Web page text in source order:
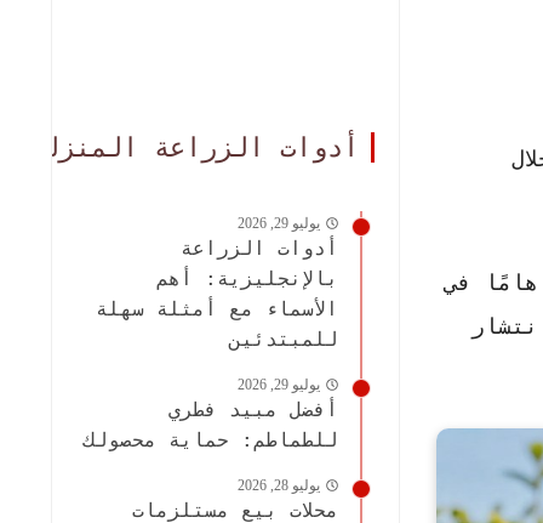
في
أدوات الزراعة المنزلية
يوليو 29, 2026
أدوات الزراعة
بالإنجليزية: أهم
الأسماء مع أمثلة سهلة
للمبتدئين
يوليو 29, 2026
أفضل مبيد فطري
للطماطم: حماية محصولك
يوليو 28, 2026
محلات بيع مستلزمات